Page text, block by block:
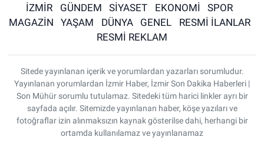
İZMİR GÜNDEM SİYASET EKONOMİ
SPOR
MAGAZİN
YAŞAM DÜNYA GENEL
RESMİ İLANLAR
RESMİ REKLAM
Sitede yayınlanan içerik ve yorumlardan yazarları sorumludur.
Yayınlanan yorumlardan İzmir Haber, İzmir Son Dakika Haberleri |
Son Mühür sorumlu tutulamaz. Sitedeki tüm harici linkler ayrı bir
sayfada açılır. Sitemizde yayınlanan haber, köşe yazıları ve
fotoğraflar izin alınmaksızın kaynak gösterilse dahi, herhangi bir
ortamda kullanılamaz ve yayınlanamaz